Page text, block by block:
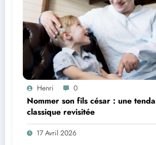
Henri 0
Nommer son fils césar : une
classique revisitée
17 Avril 2026